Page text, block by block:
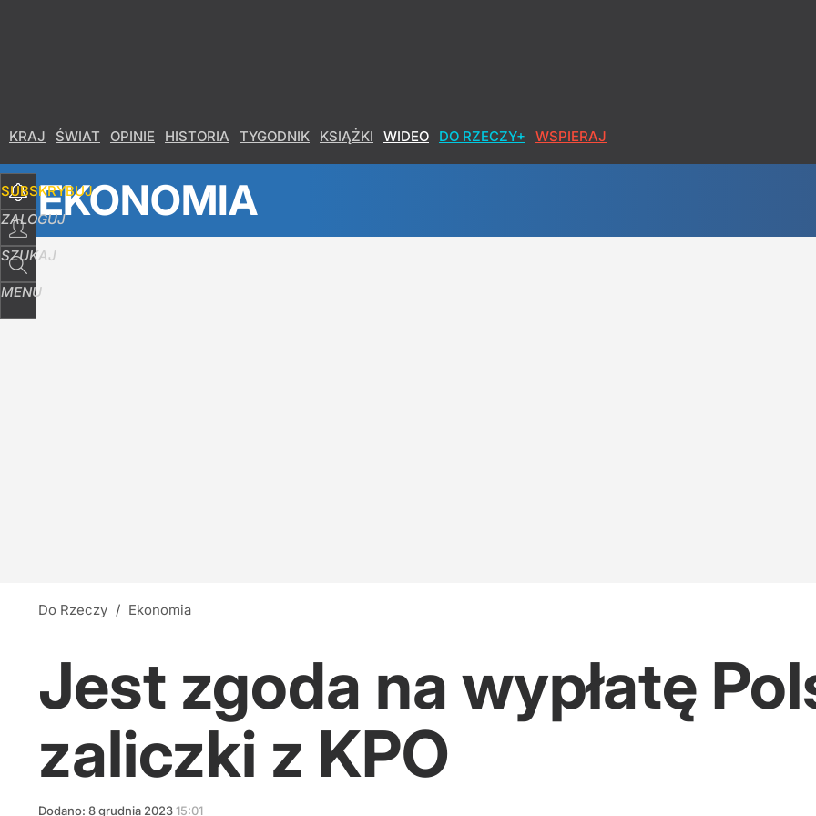
KRAJ ŚWIAT OPINIE HISTORIA TYGODNIK KSIĄŻKI WIDEO DO RZECZY+ WSPIERAJ
SUBSKRYBUJ
ZALOGUJ
SZUKAJ
MENU
EKONOMIA
Do Rzeczy / Ekonomia
Jest zgoda na wypłatę
zaliczki z KPO
Dodano: 8grudnia 202315:01